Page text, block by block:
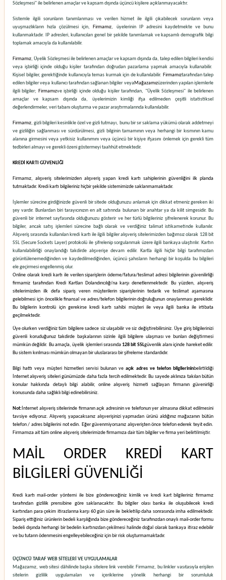
Sözleşmesi" ile belirlenen amaçlar ve kapsam dışında üçüncü kişilere açıklanmayacaktır.
Sistemle ilgili sorunların tanımlanması ve verilen hizmet ile ilgili çıkabilecek sorunların veya
uyuşmazlıkların hızla çözülmesi için, Firmamız, üyelerinin IP adresini kaydetmekte ve bunu
kullanmaktadır. IP adresleri, kullanıcıları genel bir şekilde tanımlamak ve kapsamlı demografik bilgi
toplamak amacıyla da kullanılabilir.
Firmamız, Üyelik Sözleşmesi ile belirlenen amaçlar ve kapsam dışında da, talep edilen bilgileri kendisi
veya işbirliği içinde olduğu kişiler tarafından doğrudan pazarlama yapmak amacıyla kullanabilir.
Kişisel bilgiler, gerektiğinde kullanıcıyla temas kurmak için de kullanılabilir. Firmamıztarafından talep
edilen bilgiler veya kullanıcı tarafından sağlanan bilgiler veyaMağazamızüzerinden yapılan işlemlerle
ilgili bilgiler; Firmamızve işbirliği içinde olduğu kişiler tarafından, "Üyelik Sözleşmesi" ile belirlenen
amaçlar ve kapsam dışında da, üyelerimizin kimliği ifşa edilmeden çeşitli istatistiksel
değerlendirmeler, veri tabanı oluşturma ve pazar araştırmalarında kullanılabilir.
Firmamız, gizli bilgileri kesinlikle özel ve gizli tutmayı, bunu bir sır saklama yükümü olarak addetmeyi
ve gizliliğin sağlanması ve sürdürülmesi, gizli bilginin tamamının veya herhangi bir kısmının kamu
alanına girmesini veya yetkisiz kullanımını veya üçüncü bir kişiye ifşasını önlemek için gerekli tüm
tedbirleri almayı ve gerekli özeni göstermeyi taahhüt etmektedir.
KREDİ KARTI GÜVENLİĞİ
Firmamız, alışveriş sitelerimizden alışveriş yapan kredi kartı sahiplerinin güvenliğini ilk planda
tutmaktadır. Kredi kartı bilgileriniz hiçbir şekilde sistemimizde saklanmamaktadır.
İşlemler sürecine girdiğinizde güvenli bir sitede olduğunuzu anlamak için dikkat etmeniz gereken iki
şey vardır. Bunlardan biri tarayıcınızın en alt satırında bulunan bir anahtar ya da kilit simgesidir. Bu
güvenli bir internet sayfasında olduğunuzu gösterir ve her türlü bilgileriniz şifrelenerek korunur. Bu
bilgiler, ancak satış işlemleri sürecine bağlı olarak ve verdiğiniz talimat istikametinde kullanılır.
Alışveriş sırasında kullanılan kredi kartı ile ilgili bilgiler alışveriş sitelerimizden bağımsız olarak 128 bit
SSL (Secure Sockets Layer) protokolü ile şifrelenip sorgulanmak üzere ilgili bankaya ulaştırılır. Kartın
kullanılabilirliği onaylandığı takdirde alışverişe devam edilir. Kartla ilgili hiçbir bilgi tarafımızdan
görüntülenemediğinden ve kaydedilmediğinden, üçüncü şahısların herhangi bir koşulda bu bilgileri
ele geçirmesi engellenmiş olur.
Online olarak kredi kartı ile verilen siparişlerin ödeme/fatura/teslimat adresi bilgilerinin güvenilirliği
firmamiz tarafından Kredi Kartları Dolandırıcılığı'na karşı denetlenmektedir. Bu yüzden, alışveriş
sitelerimizden ilk defa sipariş veren müşterilerin siparişlerinin tedarik ve teslimat aşamasına
gelebilmesi için öncelikle finansal ve adres/telefon bilgilerinin doğruluğunun onaylanması gereklidir.
Bu bilgilerin kontrolü için gerekirse kredi kartı sahibi müşteri ile veya ilgili banka ile irtibata
geçilmektedir.
Üye olurken verdiğiniz tüm bilgilere sadece siz ulaşabilir ve siz değiştirebilirsiniz. Üye giriş bilgilerinizi
güvenli koruduğunuz takdirde başkalarının sizinle ilgili bilgilere ulaşması ve bunları değiştirmesi
mümkün değildir. Bu amaçla, üyelik işlemleri sırasında 128 bit SSLgüvenlik alanı içinde hareket edilir.
Bu sistem kırılması mümkün olmayan bir uluslararası bir şifreleme standardıdır.
Bilgi hattı veya müşteri hizmetleri servisi bulunan veaçık adres ve telefon bilgilerininbelirtildiği
İnternet alışveriş siteleri günümüzde daha fazla tercih edilmektedir. Bu sayede aklınıza takılan bütün
konular hakkında detaylı bilgi alabilir, online alışveriş hizmeti sağlayan firmanın güvenirliği
konusunda daha sağlıklı bilgi edinebilirsiniz.
Not: İnternet alışveriş sitelerinde firmanın açık adresinin ve telefonun yer almasına dikkat edilmesini
tavsiye ediyoruz. Alışveriş yapacaksanız alışverişinizi yapmadan ürünü aldığınız mağazanın bütün
telefon / adres bilgilerini not edin. Eğer güvenmiyorsanız alışverişten önce telefon ederek teyit edin.
Firmamıza ait tüm online alışveriş sitelerimizde firmamıza dair tüm bilgiler ve firma yeri belirtilmiştir.
MAİL ORDER KREDİ KART
BİLGİLERİ GÜVENLİĞİ
Kredi kartı mail-order yöntemi ile bize göndereceğiniz kimlik ve kredi kart bilgileriniz firmamız
tarafından gizlilik prensibine göre saklanacaktır. Bu bilgiler olası banka ile oluşubilecek kredi
kartından para çekim itirazlarına karşı 60 gün süre ile bekletilip daha sonrasında imha edilmektedir.
Sipariş ettiğiniz ürünlerin bedeli karşılığında bize göndereceğiniz tarafınızdan onaylı mail-order formu
bedeli dışında herhangi bir bedelin kartınızdan çekilmesi halinde doğal olarak bankaya itiraz edebilir
ve bu tutarın ödenmesini engelleyebileceğiniz için bir risk oluşturmamaktadır.
ÜÇÜNCÜ TARAF WEB SİTELERİ VE UYGULAMALAR
Mağazamız, web sitesi dâhilinde başka sitelere link verebilir. Firmamız, bu linkler vasıtasıyla erişilen
sitelerin gizlilik uygulamaları ve içeriklerine yönelik herhangi bir sorumluluk